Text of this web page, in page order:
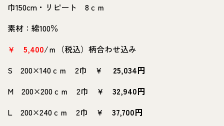
巾150cm・リピート 8ｃｍ
素材：綿100％
￥ 5,400/ｍ（税込）柄合わせ込み
S 200×140ｃｍ 2巾 ￥
25,034円
M 200×200ｃｍ 2巾 ￥ 32,940円
L 200×240ｃｍ 2巾 ￥ 37,700円